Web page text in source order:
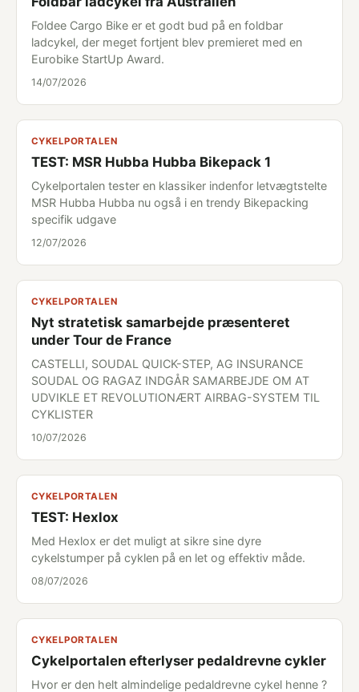
Foldee Cargo Bike er et godt bud på en foldbar
ladcykel, der meget fortjent blev premieret med en
Eurobike StartUp Award.
14/07/2026
CYKELPORTALEN
TEST: MSR Hubba Hubba Bikepack 1
Cykelportalen tester en klassiker indenfor letvægtstelte
MSR Hubba Hubba nu også i en trendy Bikepacking
specifik udgave
12/07/2026
CYKELPORTALEN
Nyt stratetisk samarbejde præsenteret
under Tour de France
CASTELLI, SOUDAL QUICK-STEP, AG INSURANCE
SOUDAL OG RAGAZ INDGÅR SAMARBEJDE OM AT
UDVIKLE ET REVOLUTIONÆRT AIRBAG-SYSTEM TIL
CYKLISTER
10/07/2026
CYKELPORTALEN
TEST: Hexlox
Med Hexlox er det muligt at sikre sine dyre
cykelstumper på cyklen på en let og effektiv måde.
08/07/2026
CYKELPORTALEN
Cykelportalen efterlyser pedaldrevne cykler
Hvor er den helt almindelige pedaldrevne cykel henne ?